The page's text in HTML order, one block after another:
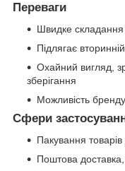
Переваги
Швидке складання
Підлягає
Охайний вигляд,
зберігання
Можливість
Сфери
Пакування
Поштова доставка,